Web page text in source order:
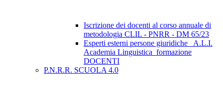
Iscrizione dei docenti al corso annuale di
metodologia CLIL - PNRR - DM 65/23
Esperti esterni persone giuridiche_ A.L.I.
Academia Linguistica_formazione
DOCENTI
P.N.R.R. SCUOLA 4.0